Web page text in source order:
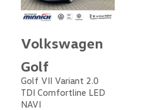
Volkswagen
Golf
Golf VII Variant 2.0
TDI Comfortline LED
NAVI